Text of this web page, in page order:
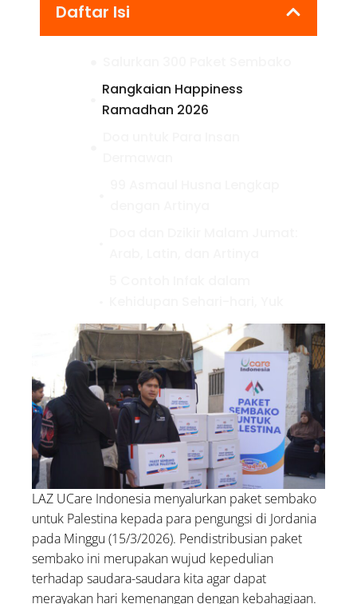
Daftar Isi
Rangkaian Happiness
Ramadhan 2026
Amalkan!
LAZ UCare Indonesia menyalurkan paket sembako
untuk Palestina kepada para pengungsi di Jordania
pada Minggu (15/3/2026). Pendistribusian paket
sembako ini merupakan wujud kepedulian
terhadap saudara-saudara kita agar dapat
merayakan hari kemenangan dengan kebahagiaan.